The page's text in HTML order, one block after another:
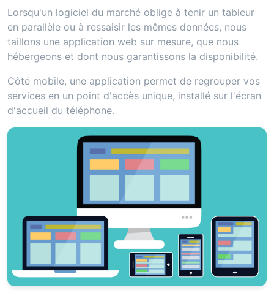
Lorsqu'un logiciel du marché oblige à tenir un tableur
en parallèle ou à ressaisir les mêmes données, nous
taillons une application web sur mesure, que nous
hébergeons et dont nous garantissons la disponibilité.
Côté mobile, une application permet de regrouper vos
services en un point d'accès unique, installé sur l'écran
d'accueil du téléphone.